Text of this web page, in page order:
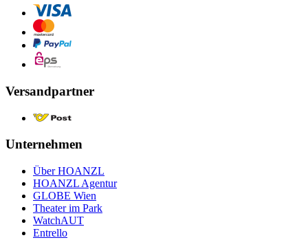
Versandpartner
Unternehmen
Über HOANZL
HOANZL Agentur
GLOBE Wien
Theater im Park
WatchAUT
Entrello